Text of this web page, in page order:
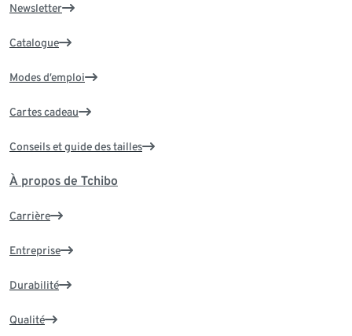
Newsletter
Catalogue
Modes d’emploi
Cartes cadeau
Conseils et guide des tailles
À propos de Tchibo
Carrière
Entreprise
Durabilité
Qualité